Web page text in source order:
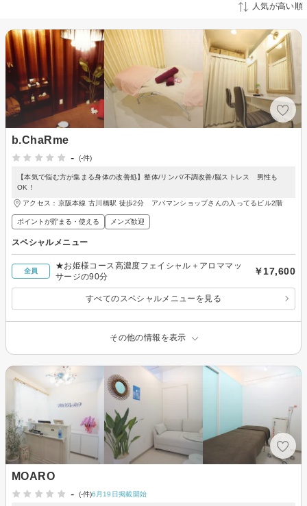
人気が高い順
b.ChaRme
-
(-件)
【本気で悩む方が集まる身体の改善処】整体/リンパ/不調改善/脳ストレス 男性も
OK！
アクセス：京阪本線 古川橋駅 徒歩2分 アパマンショップさんの入ってるビル2階
ポイントが貯まる・使える メンズ歓迎
スペシャルメニュー
全員
★お姫様コース高濃度フェイシャル＋アロママッ
サージの90分
￥17,600
すべてのスペシャルメニューを見る
その他の情報を表示
MOARO
-
(-件)6月19日掲載開始